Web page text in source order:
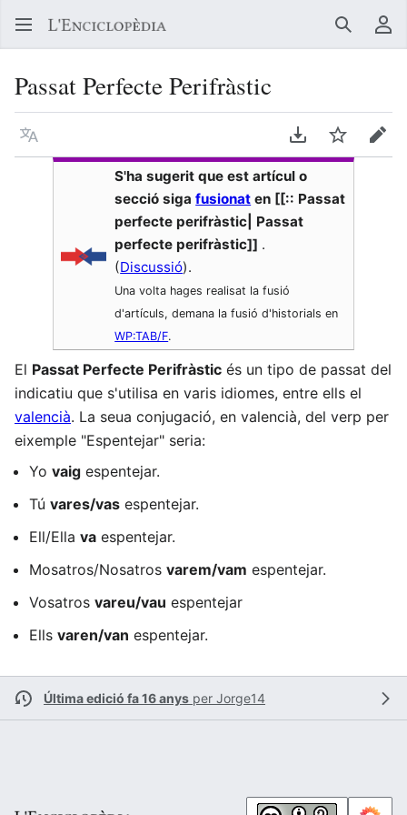
Buscar
Passat Perfecte Perifràstic
Llegir en un atre idioma Descarregar en
Vigilar
S'ha sugerit que est artícul o
secció sigafusionat en [[:: Passat
perfecte perifràstic| Passat
perfecte perifràstic]] .
(Discussió).
Una volta hages realisat la fusió
d'artículs, demana la fusió d'historials en
WP:TAB/F.
El Passat Perfecte Perifràstic és un tipo de passat del
indicatiu que s'utilisa en varis idiomes, entre ells el
valencià. La seua conjugació, en valencià, del verp per
eixemple "Espentejar" seria:
Yo vaig espentejar.
Tú vares/vas espentejar.
Ell/Ella va espentejar.
Mosatros/Nosatros varem/vam espentejar.
Vosatros vareu/vau espentejar
Ells varen/van espentejar.
Última edició fa 16 anys per Jorge14